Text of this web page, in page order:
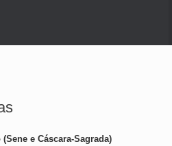
e Cáscara-Sagrada)